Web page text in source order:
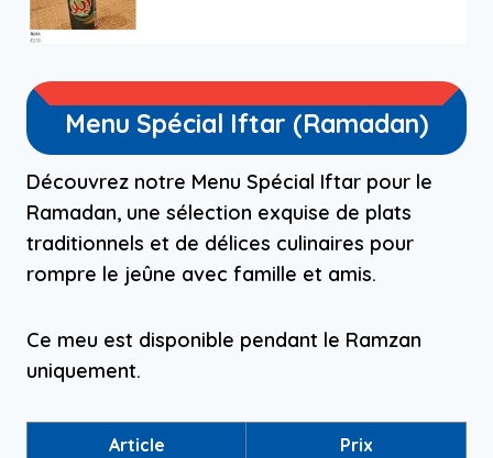
Menu Spécial Iftar (Ramadan)
Découvrez notre Menu Spécial Iftar pour le
Ramadan, une sélection exquise de plats
traditionnels et de délices culinaires pour
rompre le jeûne avec famille et amis.
Ce meu est disponible pendant le Ramzan
uniquement.
Article Prix